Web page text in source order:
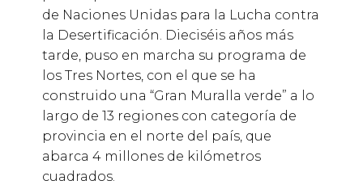
de Naciones Unidas para la Lucha contra
la Desertificación. Dieciséis años más
tarde, puso en marcha su programa de
los Tres Nortes, con el que se ha
construido una “Gran Muralla verde” a lo
largo de 13 regiones con categoría de
provincia en el norte del país, que
abarca 4 millones de kilómetros
cuadrados.